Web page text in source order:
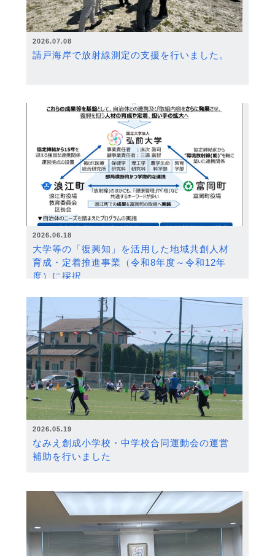
2026.07.08
請戸海岸で放射線測定の支援を行いました。
2026.06.18
大学等の「復興知」を活用した地域共創人材
育成・定着推進事業（令和8年度～令和12年
度）に採択
2026.05.19
なみえ創成小学校・中学校合同運動会の運営
補助を行いました